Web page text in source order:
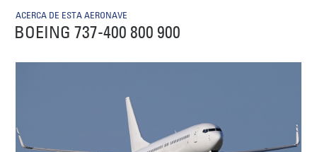
ACERCA DE ESTA AERONAVE
BOEING 737-400 800 900